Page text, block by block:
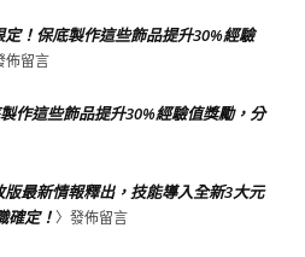
定！保底製作這些飾品提升30%經驗
佈留言
作這些飾品提升30%經驗值獎勵，分
版最新情報釋出，技能導入全新3大元
確定！〉發佈留言